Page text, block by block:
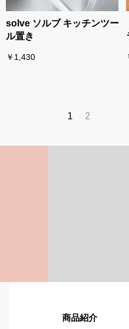
solve ソルブ キッチンツー
ル置き
￥1,430
1 2
商品紹介